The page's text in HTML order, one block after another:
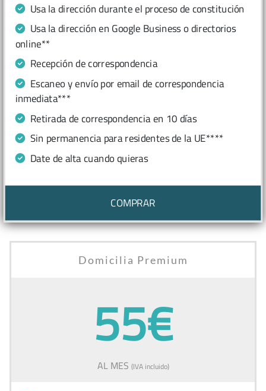
Usa la dirección durante el proceso de constitución
Usa la dirección en Google Business o directorios
online**
Recepción de correspondencia
Escaneo y envío por email de correspondencia
inmediata***
Retirada de correspondencia en 10 días
Sin permanencia para residentes de la UE****
Date de alta cuando quieras
COMPRAR
Domicilia Premium
55€
AL MES (IVA incluido)